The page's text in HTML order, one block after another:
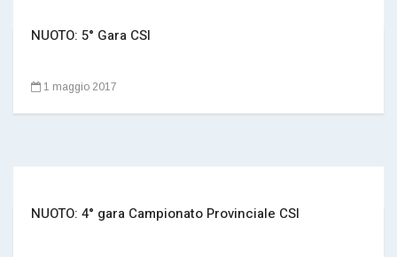
NUOTO: 5° Gara CSI
1 maggio 2017
NUOTO: 4° gara Campionato Provinciale CSI